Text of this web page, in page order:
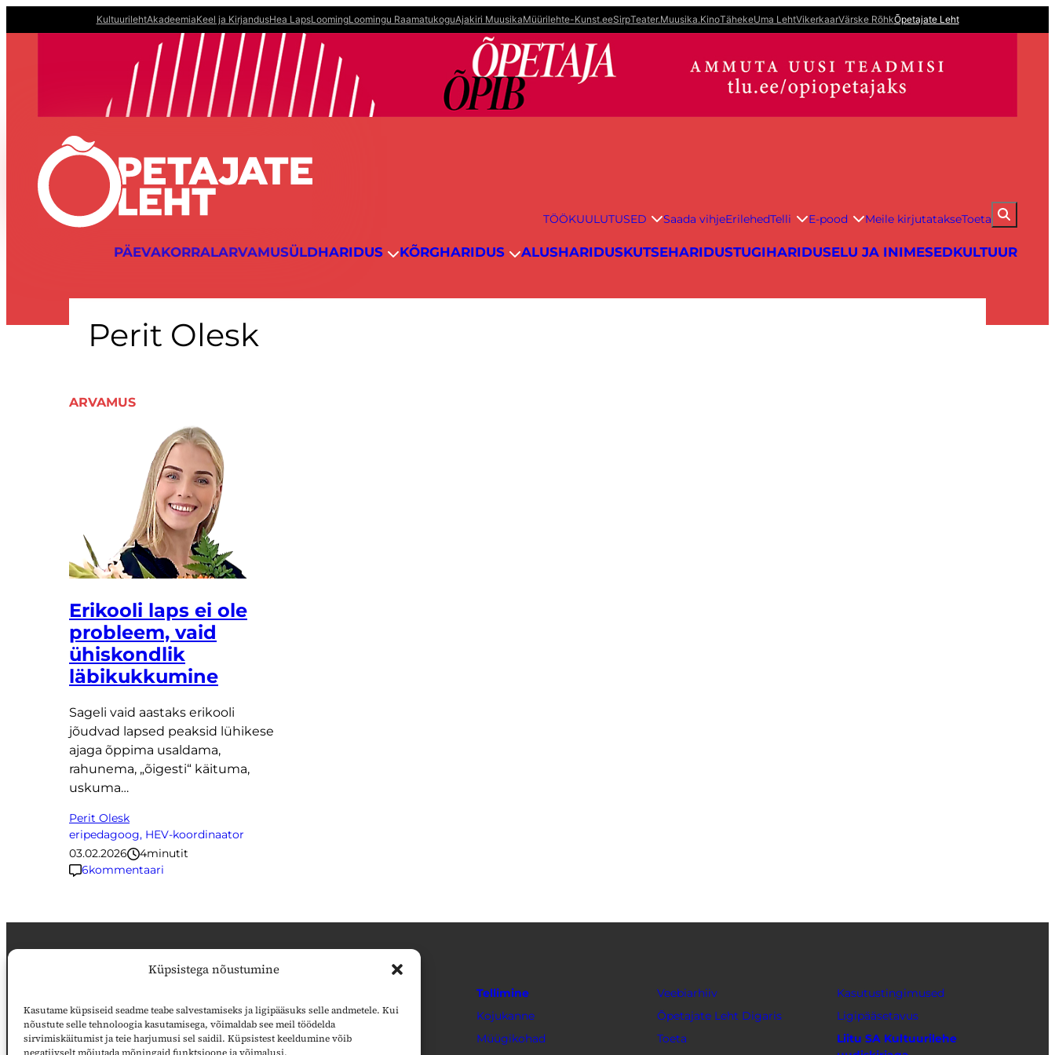
Küpsistega nõustumine
Kasutame küpsiseid seadme teabe salvestamiseks ja ligipääsuks selle andmetele. Kui
nõustute selle tehnoloogia kasutamisega, võimaldab see meil töödelda
sirvimiskäitumist ja teie harjumusi sel saidil. Küpsistest keeldumine võib
sisu
KultuurilehtAkadeemiaKeel ja KirjandusHea LapsLoomingLoomingu RaamatukoguAjakiri MuusikaMüürilehte-Kunst.eeSirpTeater.Muusika.KinoTähekeUma LehtVikerkaarVärske RõhkÕpetajate Leht
TÖÖKUULUTUSED Saada vihjeErilehedTelli E-pood Meile kirjutatakseToeta
PÄEVAKORRALARVAMUSÜLDHARIDUS KÕRGHARIDUS ALUSHARIDUSKUTSEHARIDUSTUGIHARIDUSELU JA INIMESEDKULTUUR
Perit Olesk
ARVAMUS
Erikooli laps ei ole
probleem, vaid
ühiskondlik
läbikukkumine
Sageli vaid aastaks erikooli
jõudvad lapsed peaksid lühikese
ajaga õppima usaldama,
rahunema, „õigesti“ käituma,
uskuma…
Perit Olesk
eripedagoog, HEV-koordinaator
03.02.2026
4minutit
6kommentaari
Voorimehe 9, 10146 Tallinn
artikkel@opleht.ee
Autoritele
Reklaam
Tellimine
Kojukanne
Müügikohad
Veebiarhiiv
Õpetajate Leht Digaris
Toeta
Kasutustingimused
Ligipääsetavus
Liitu SA Kultuurilehe